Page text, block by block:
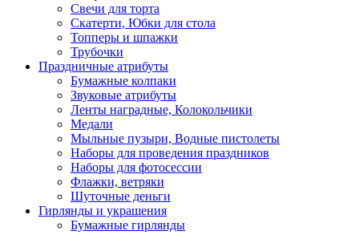
Свечи для торта
Скатерти, Юбки для стола
Топперы и шпажки
Трубочки
Праздничные атрибуты
Бумажные колпаки
Звуковые атрибуты
Ленты наградные, Колокольчики
Медали
Мыльные пузыри, Водные пистолеты
Наборы для проведения праздников
Наборы для фотосессии
Флажки, ветряки
Шуточные деньги
Гирлянды и украшения
Бумажные гирлянды